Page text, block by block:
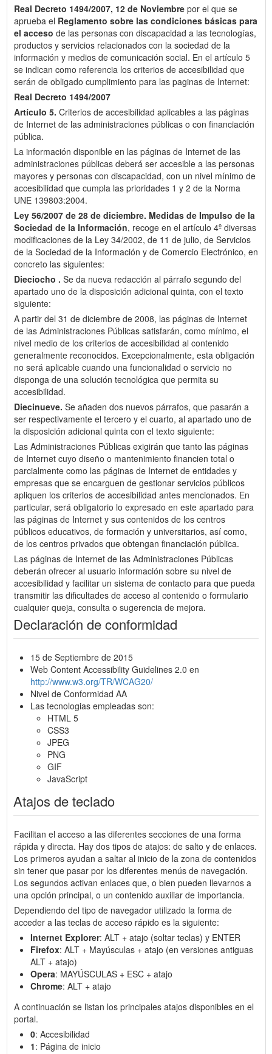
Real Decreto 1494/2007, 12 de Noviembre por el que se
aprueba el Reglamento sobre las condiciones básicas para
el acceso de las personas con discapacidad a las tecnologías,
productos y servicios relacionados con la sociedad de la
información y medios de comunicación social. En el artículo 5
se indican como referencia los criterios de accesibilidad que
serán de obligado cumplimiento para las paginas de Internet:
Real Decreto 1494/2007
Artículo 5. Criterios de accesibilidad aplicables a las páginas
de Internet de las administraciones públicas o con financiación
pública.
La información disponible en las páginas de Internet de las
administraciones públicas deberá ser accesible a las personas
mayores y personas con discapacidad, con un nivel mínimo de
accesibilidad que cumpla las prioridades 1 y 2 de la Norma
UNE 139803:2004.
Ley 56/2007 de 28 de diciembre. Medidas de Impulso de la
Sociedad de la Información, recoge en el artículo 4º diversas
modificaciones de la Ley 34/2002, de 11 de julio, de Servicios
de la Sociedad de la Información y de Comercio Electrónico, en
concreto las siguientes:
Dieciocho . Se da nueva redacción al párrafo segundo del
apartado uno de la disposición adicional quinta, con el texto
siguiente:
A partir del 31 de diciembre de 2008, las páginas de Internet
de las Administraciones Públicas satisfarán, como mínimo, el
nivel medio de los criterios de accesibilidad al contenido
generalmente reconocidos. Excepcionalmente, esta obligación
no será aplicable cuando una funcionalidad o servicio no
disponga de una solución tecnológica que permita su
accesibilidad.
Diecinueve. Se añaden dos nuevos párrafos, que pasarán a
ser respectivamente el tercero y el cuarto, al apartado uno de
la disposición adicional quinta con el texto siguiente:
Las Administraciones Públicas exigirán que tanto las páginas
de Internet cuyo diseño o mantenimiento financien total o
parcialmente como las páginas de Internet de entidades y
empresas que se encarguen de gestionar servicios públicos
apliquen los criterios de accesibilidad antes mencionados. En
particular, será obligatorio lo expresado en este apartado para
las páginas de Internet y sus contenidos de los centros
públicos educativos, de formación y universitarios, así como,
de los centros privados que obtengan financiación pública.
Las páginas de Internet de las Administraciones Públicas
deberán ofrecer al usuario información sobre su nivel de
accesibilidad y facilitar un sistema de contacto para que pueda
transmitir las dificultades de acceso al contenido o formulario
cualquier queja, consulta o sugerencia de mejora.
Declaración de conformidad
15 de Septiembre de 2015
Web Content Accessibility Guidelines 2.0 en
http://www.w3.org/TR/WCAG20/
Nivel de Conformidad AA
Las tecnologias empleadas son:
HTML 5
CSS3
JPEG
PNG
GIF
JavaScript
Atajos de teclado
Facilitan el acceso a las diferentes secciones de una forma
rápida y directa. Hay dos tipos de atajos: de salto y de enlaces.
Los primeros ayudan a saltar al inicio de la zona de contenidos
sin tener que pasar por los diferentes menús de navegación.
Los segundos activan enlaces que, o bien pueden llevarnos a
una opción principal, o un contenido auxiliar de importancia.
Dependiendo del tipo de navegador utilizado la forma de
acceder a las teclas de acceso rápido es la siguiente:
Internet Explorer: ALT + atajo (soltar teclas) y ENTER
Firefox: ALT + Mayúsculas + atajo (en versiones antiguas
ALT + atajo)
Opera: MAYÚSCULAS + ESC + atajo
Chrome: ALT + atajo
A continuación se listan los principales atajos disponibles en el
portal.
0: Accesibilidad
1: Página de inicio